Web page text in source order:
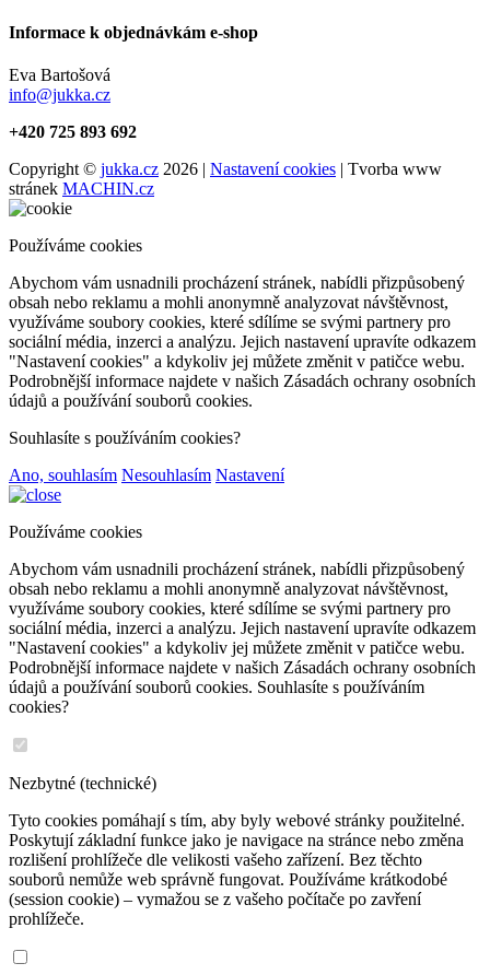
Informace k objednávkám e-shop
Eva Bartošová
info@jukka.cz
+420 725 893 692
Copyright © jukka.cz 2026 | Nastavení cookies | Tvorba www
stránek MACHIN.cz
Používáme cookies
Abychom vám usnadnili procházení stránek, nabídli přizpůsobený
obsah nebo reklamu a mohli anonymně analyzovat návštěvnost,
využíváme soubory cookies, které sdílíme se svými partnery pro
sociální média, inzerci a analýzu. Jejich nastavení upravíte odkazem
"Nastavení cookies" a kdykoliv jej můžete změnit v patičce webu.
Podrobnější informace najdete v našich Zásadách ochrany osobních
údajů a používání souborů cookies.
Souhlasíte s používáním cookies?
Ano, souhlasím Nesouhlasím Nastavení
Používáme cookies
Abychom vám usnadnili procházení stránek, nabídli přizpůsobený
obsah nebo reklamu a mohli anonymně analyzovat návštěvnost,
využíváme soubory cookies, které sdílíme se svými partnery pro
sociální média, inzerci a analýzu. Jejich nastavení upravíte odkazem
"Nastavení cookies" a kdykoliv jej můžete změnit v patičce webu.
Podrobnější informace najdete v našich Zásadách ochrany osobních
údajů a používání souborů cookies. Souhlasíte s používáním
cookies?
Nezbytné (technické)
Tyto cookies pomáhají s tím, aby byly webové stránky použitelné.
Poskytují základní funkce jako je navigace na stránce nebo změna
rozlišení prohlížeče dle velikosti vašeho zařízení. Bez těchto
souborů nemůže web správně fungovat. Používáme krátkodobé
(session cookie) – vymažou se z vašeho počítače po zavření
prohlížeče.